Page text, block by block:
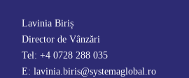
Lavinia Biriș
Director de Vânzări
Tel: +4 0728 288 035
E: lavinia.biris@systemaglobal.ro